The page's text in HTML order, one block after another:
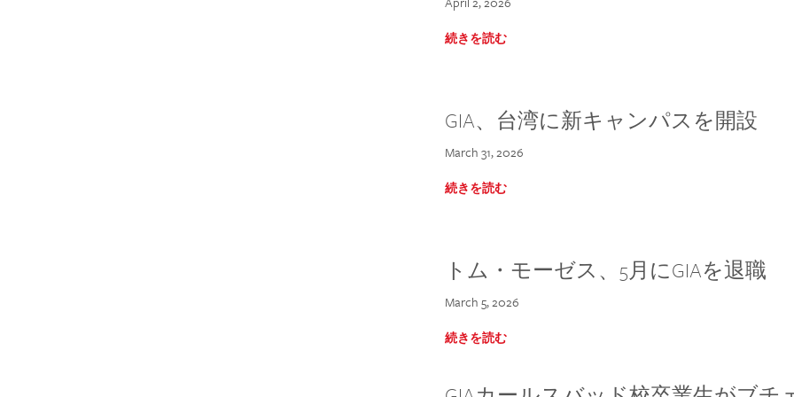
続きを読む
GIA、台湾に新キャンパスを開設
March 31, 2026
続きを読む
トム・モーゼス、5月にGIAを退職
March 5, 2026
続きを読む